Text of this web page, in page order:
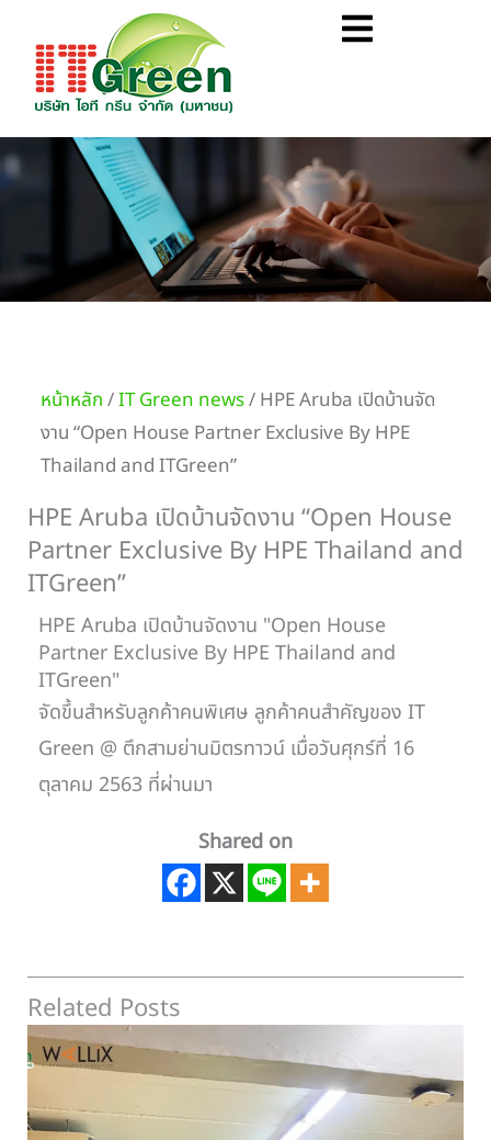
content
Flyout
หน้าหลัก /IT Green news/ HPE Aruba เปิดบ้านจัด
งาน “Open House Partner Exclusive By HPE
Thailand and ITGreen”
HPE Aruba เปิดบ้านจัดงาน “Open House
Partner Exclusive By HPE Thailand and
ITGreen”
HPE Aruba เปิดบ้านจัดงาน "Open House
Partner Exclusive By HPE Thailand and
ITGreen"
จัดขึ้นสำหรับลูกค้าคนพิเศษ ลูกค้าคนสำคัญของ IT
Green @ ตึกสามย่านมิตรทาวน์ เมื่อวันศุกร์ที่ 16
ตุลาคม 2563 ที่ผ่านมา
Shared on
Related Posts